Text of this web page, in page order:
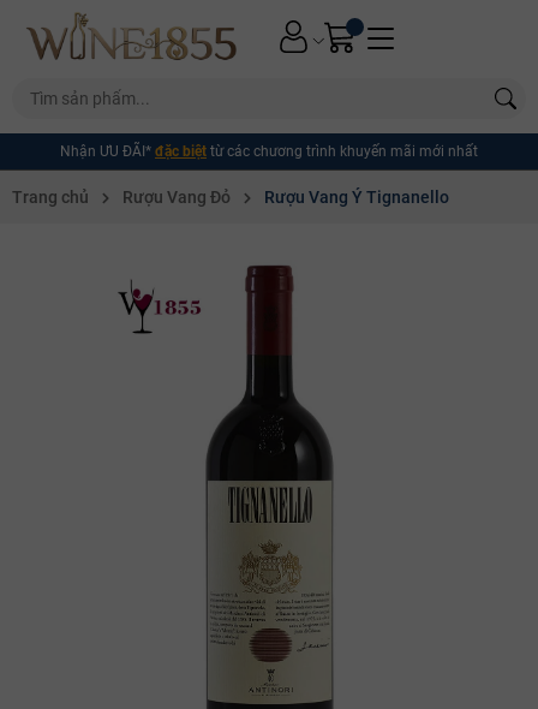
Nhận ƯU ĐÃI* đặc biệt từ các chương trình khuyến mãi mới nhất
Trang chủ Rượu Vang Đỏ Rượu Vang Ý Tignanello